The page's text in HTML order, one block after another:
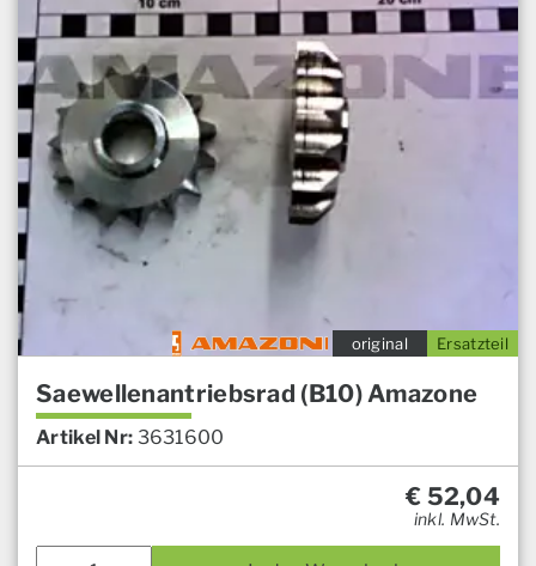
Ersatzteil
original
Saewellenantriebsrad (B10) Amazone
Artikel Nr: 3631600
€ 52,04
inkl. MwSt.